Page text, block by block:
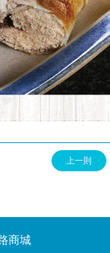
上一則
商城